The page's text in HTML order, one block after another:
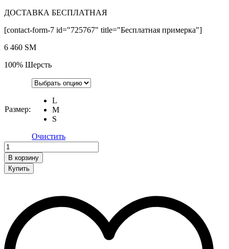
ДОСТАВКА БЕСПЛАТНАЯ
[contact-form-7 id="725767" title="Бесплатная примерка"]
6 460 ЅМ
100% Шерсть
Размер:
L
M
S
Очистить
Куртка
quantity
В корзину
Купить